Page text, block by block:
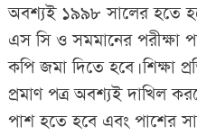
অবশ্যই ১৯৯৮ সালের হতে
এস সি ও সমমানের পরীক্ষা
কপি জমা দিতে হবে। শিক্ষা
প্রমাণ পত্র অবশ্যই দাখিল
পাশ হতে হবে এবং পাশের